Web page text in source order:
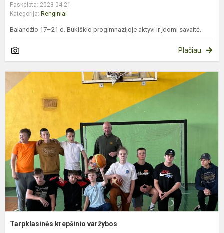
Paskelbta: 2023-04-21
Kategorija: Renginiai
Balandžio 17–21 d. Bukiškio progimnazijoje aktyvi ir įdomi savaitė.
Plačiau
Tarpklasinės krepšinio varžybos